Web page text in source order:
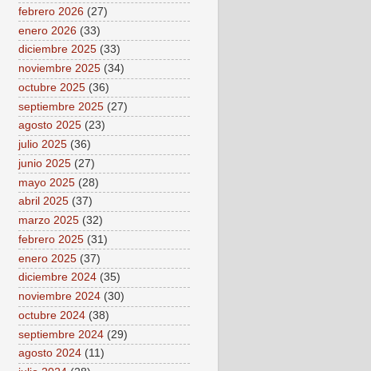
febrero 2026 (27)
enero 2026 (33)
diciembre 2025 (33)
noviembre 2025 (34)
octubre 2025 (36)
septiembre 2025 (27)
agosto 2025 (23)
julio 2025 (36)
junio 2025 (27)
mayo 2025 (28)
abril 2025 (37)
marzo 2025 (32)
febrero 2025 (31)
enero 2025 (37)
diciembre 2024 (35)
noviembre 2024 (30)
octubre 2024 (38)
septiembre 2024 (29)
agosto 2024 (11)